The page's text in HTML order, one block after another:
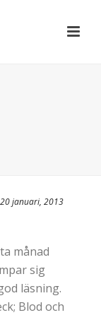
20 januari, 2013
månad
sig
läsning.
Blod och